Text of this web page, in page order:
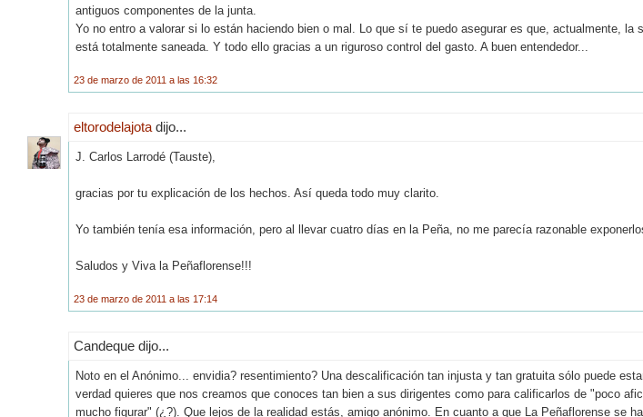
antiguos componentes de la junta.
Yo no entro a valorar si lo están haciendo bien o mal. Lo que sí te puedo asegurar es que, actualmente, la
está totalmente saneada. Y todo ello gracias a un riguroso control del gasto. A buen entendedor...
23 de marzo de 2011 a las 16:32
eltorodelajota dijo...
J. Carlos Larrodé (Tauste),
gracias por tu explicación de los hechos. Así queda todo muy clarito.
Yo también tenía esa información, pero al llevar cuatro días en la Peña, no me parecía razonable
Saludos y Viva la Peñaflorense!!!
23 de marzo de 2011 a las 17:14
Candeque dijo...
Noto en el Anónimo... envidia? resentimiento? Una descalificación tan injusta y tan gratuita sólo puede
verdad quieres que nos creamos que conoces tan bien a sus dirigentes como para calificarlos de "poco
mucho figurar" (¿?). Que lejos de la realidad estás, amigo anónimo. En cuanto a que La Peñaflorense se